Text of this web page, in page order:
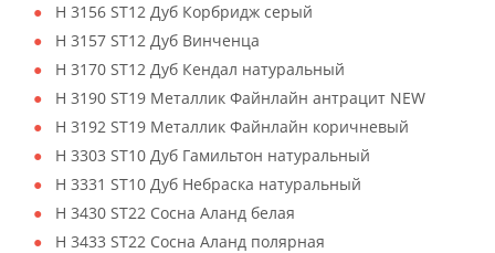
H 3156 ST12 Дуб Корбридж серый
H 3157 ST12 Дуб Винченца
H 3170 ST12 Дуб Кендал натуральный
H 3190 ST19 Металлик Файнлайн антрацит NEW
H 3192 ST19 Металлик Файнлайн коричневый
H 3303 ST10 Дуб Гамильтон натуральный
H 3331 ST10 Дуб Небраска натуральный
H 3430 ST22 Сосна Аланд белая
H 3433 ST22 Сосна Аланд полярная